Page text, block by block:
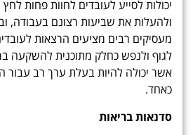
יכולות לסייע לעובדים לחוות פחות
ולהעלות את שביעות רצונם בעבודה,
מעסיקים רבים מציעים הרצאות
לגוף ולנפש כחלק מתוכנית להשקעה
אשר יכולה להיות בעלת ערך רב עבור
כאחד.
סדנאות בריאות